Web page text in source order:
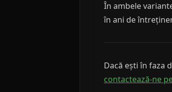
În ambele
în ani de
Dacă ești în faza
contactează-ne